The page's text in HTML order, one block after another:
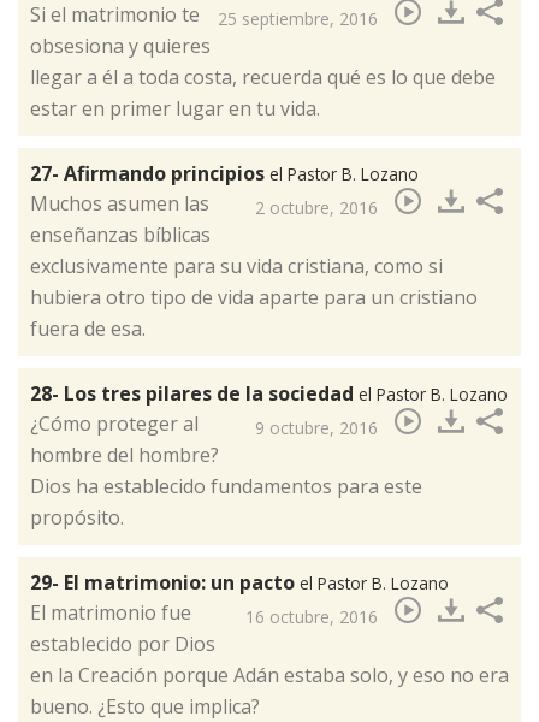
25 septiembre, 2016
Si el matrimonio te
obsesiona y quieres
llegar a él a toda costa, recuerda qué es lo que debe
estar en primer lugar en tu vida.​
27- Afirmando principios el Pastor B. Lozano
2 octubre, 2016
Muchos asumen las
enseñanzas bíblicas
exclusivamente para su vida cristiana, como si
hubiera otro tipo de vida aparte para un cristiano
fuera de esa.
28- Los tres pilares de la sociedad el Pastor B. Lozano
9 octubre, 2016
¿Cómo proteger al
hombre del hombre?
Dios ha establecido fundamentos para este
propósito.​
29- El matrimonio: un pacto el Pastor B. Lozano
16 octubre, 2016
El matrimonio fue
establecido por Dios
en la Creación porque Adán estaba solo, y eso no era
bueno. ¿Esto que implica?​